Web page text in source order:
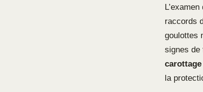
raccords
goulottes
signes de
carottage
la